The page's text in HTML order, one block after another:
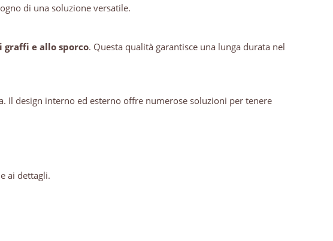
di una soluzione versatile.
graffi e allo sporco. Questa qualità garantisce una lunga durata nel
Il design interno ed esterno offre numerose soluzioni per tenere
ai dettagli.